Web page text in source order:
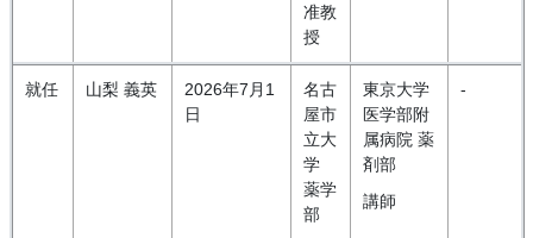
准教
授
就任 山梨 義英
2026年7月1
日
名古
屋市
立大
学
薬学
部
東京大学
医学部附
属病院 薬
剤部
講師
-